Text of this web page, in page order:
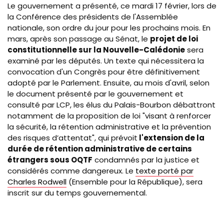
Le gouvernement a présenté, ce mardi 17 février, lors de
la Conférence des présidents de l'Assemblée
nationale, son ordre du jour pour les prochains mois. En
mars, après son passage au Sénat, le projet de loi
constitutionnelle sur la Nouvelle-Calédoniesera
examiné par les députés. Un texte qui nécessitera la
convocation d'un Congrès pour être définitivement
adopté par le Parlement. Ensuite, au mois d'avril, selon
le document présenté par le gouvernement et
consulté par LCP, les élus du Palais-Bourbon débattront
notamment de la proposition de loi "visant à renforcer
la sécurité, la rétention administrative et la prévention
des risques d’attentat", qui prévoit l'extension de la
durée de rétention administrative de certains
étrangers sous OQTF condamnés par la justice et
considérés comme dangereux. Le texte porté par
Charles Rodwell (Ensemble pour la République), sera
inscrit sur du temps gouvernemental.